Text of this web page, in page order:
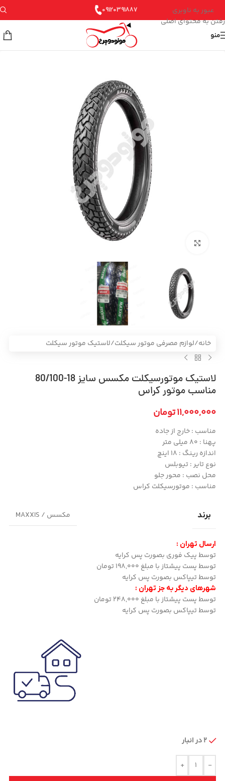
عبور به ناوبری
رفتن به محتوای اصلی
09120391887
منو
خانه/لوازم مصرفی موتور سیکلت/لاستیک موتور سیکلت
لاستیک موتورسیکلت مکسس سایز 18-80/100
مناسب موتور کراس
11,000,000تومان
مناسب : خارج از جاده
پهنا : 80 میلی متر
اندازه رینگ : 18 اینچ
نوع تایر : تیوبلس
محل نصب : محور جلو
مناسب : موتورسیکلت کراس
برند مکسس / MAXXIS
ارسال تهران :
توسط پیک فوری بصورت پس کرایه
توسط پست پیشتاز با مبلغ 198,000 تومان
توسط تیپاکس بصورت پس کرایه
شهرهای دیگر به جز تهران :
توسط پست پیشتاز با مبلغ 248,000 تومان
توسط تیپاکس بصورت پس کرایه
2 در انبار
-
+